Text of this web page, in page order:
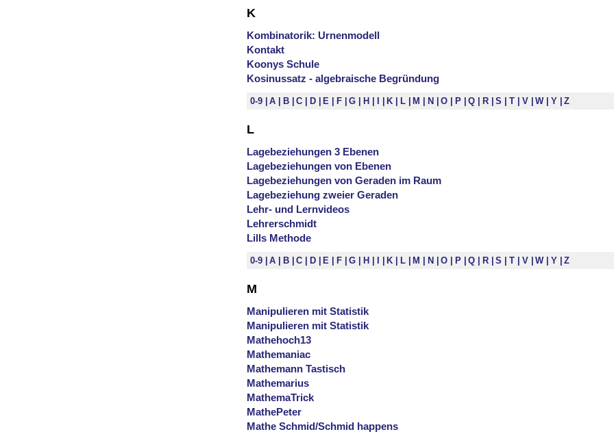
K
Kombinatorik: Urnenmodell
Kontakt
Koonys Schule
Kosinussatz - algebraische Begründung
0-9 A B C D E F G H K L M N O P Q R S T V W Y Z
L
Lagebeziehungen 3 Ebenen
Lagebeziehungen von Ebenen
Lagebeziehungen von Geraden im Raum
Lagebeziehung zweier Geraden
Lehr- und Lernvideos
Lehrerschmidt
Lills Methode
0-9 A B C D E F G H K L M N O P Q R S T V W Y Z
M
Manipulieren mit Statistik
Manipulieren mit Statistik
Mathehoch13
Mathemaniac
Mathemann Tastisch
Mathemarius
MathemaTrick
MathePeter
Mathe Schmid/Schmid happens